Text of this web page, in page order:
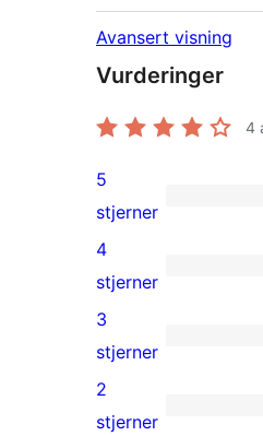
Avansert visning
Vurderinger
4
12
5-
star
reviews
5
stjerner
2
4-
star
reviews
4
stjerner
0
3-
star
3
stjerner
0
2
stjerner